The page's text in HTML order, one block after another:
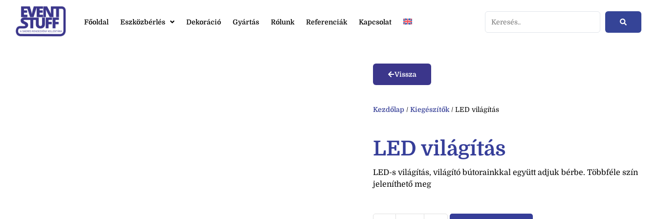
Főoldal Eszközbérlés Dekoráció Gyártás Rólunk Referenciák Kapcsolat
Vissza
Kezdőlap /Kiegészítők / LED világítás
LED világítás
LED-s világítás, világító bútorainkkal együtt adjuk bérbe. Többféle szín
jeleníthető meg